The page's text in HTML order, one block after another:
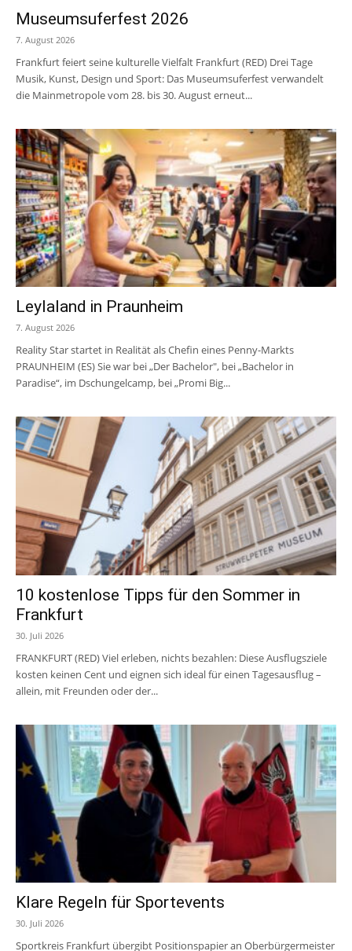
Museumsuferfest 2026
7. August 2026
Frankfurt feiert seine kulturelle Vielfalt Frankfurt (RED) Drei Tage
Musik, Kunst, Design und Sport: Das Museumsuferfest verwandelt
die Mainmetropole vom 28. bis 30. August erneut...
Leylaland in Praunheim
7. August 2026
Reality Star startet in Realität als Chefin eines Penny-Markts
PRAUNHEIM (ES) Sie war bei „Der Bachelor", bei „Bachelor in
Paradise“, im Dschungelcamp, bei „Promi Big...
10 kostenlose Tipps für den Sommer in
Frankfurt
30. Juli 2026
FRANKFURT (RED) Viel erleben, nichts bezahlen: Diese Ausflugsziele
kosten keinen Cent und eignen sich ideal für einen Tagesausflug –
allein, mit Freunden oder der...
Klare Regeln für Sportevents
30. Juli 2026
Sportkreis Frankfurt übergibt Positionspapier an Oberbürgermeister